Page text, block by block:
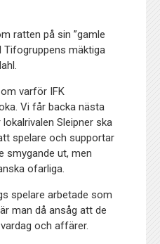
ratten på sin ”gamle
Tifogruppens mäktiga
varför IFK
Vi får backa nästa
Sleipner ska
spelare och supportar
smygande ut, men
ofarliga.
spelare arbetade som
man då ansåg att de
och affärer.